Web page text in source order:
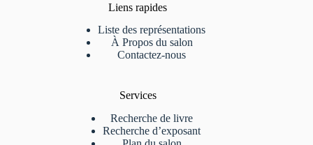
Liens rapides
Liste des représentations
À Propos du salon
Contactez-nous
Services
Recherche de livre
Recherche d’exposant